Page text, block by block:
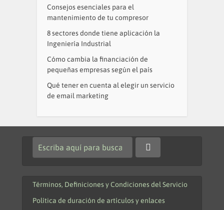
Consejos esenciales para el
mantenimiento de tu compresor
8 sectores donde tiene aplicación la
Ingeniería Industrial
Cómo cambia la financiación de
pequeñas empresas según el país
Qué tener en cuenta al elegir un servicio
de email marketing
Términos, Definiciones y Condiciones del Servicio
Política de duración de artículos y enlaces